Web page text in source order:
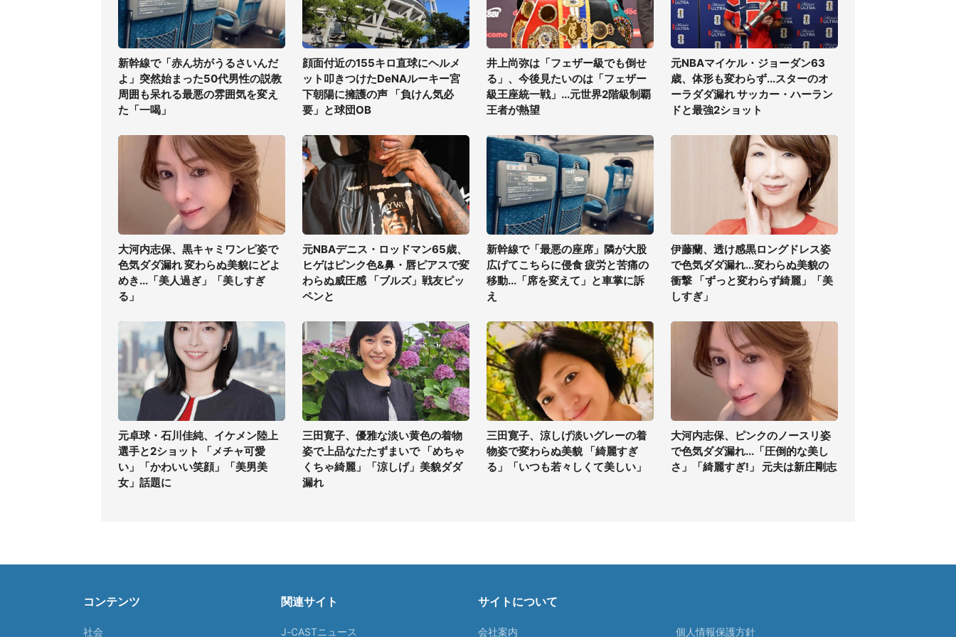
新幹線で「赤ん坊がうるさいんだ
よ」突然始まった50代男性の説教
周囲も呆れる最悪の雰囲気を変え
た「一喝」
顔面付近の155キロ直球にヘルメ
ット叩きつけたDeNAルーキー宮
下朝陽に擁護の声 「負けん気必
要」と球団OB
井上尚弥は「フェザー級でも倒せ
る」、今後見たいのは「フェザー
級王座統一戦」...元世界2階級制覇
王者が熱望
元NBAマイケル・ジョーダン63
歳、体形も変わらず...スターのオ
ーラダダ漏れ サッカー・ハーラン
ドと最強2ショット
大河内志保、黒キャミワンピ姿で
色気ダダ漏れ 変わらぬ美貌にどよ
めき...「美人過ぎ」「美しすぎ
る」
元NBAデニス・ロッドマン65歳、
ヒゲはピンク色&鼻・唇ピアスで変
わらぬ威圧感 「ブルズ」戦友ピッ
ペンと
新幹線で「最悪の座席」隣が大股
広げてこちらに侵食 疲労と苦痛の
移動...「席を変えて」と車掌に訴
え
伊藤蘭、透け感黒ロングドレス姿
で色気ダダ漏れ...変わらぬ美貌の
衝撃 「ずっと変わらず綺麗」「美
しすぎ」
元卓球・石川佳純、イケメン陸上
選手と2ショット 「メチャ可愛
い」「かわいい笑顔」「美男美
女」話題に
三田寛子、優雅な淡い黄色の着物
姿で上品なたたずまいで 「めちゃ
くちゃ綺麗」「涼しげ」美貌ダダ
漏れ
三田寛子、涼しげ淡いグレーの着
物姿で変わらぬ美貌 「綺麗すぎ
る」「いつも若々しくて美しい」
大河内志保、ピンクのノースリ姿
で色気ダダ漏れ...「圧倒的な美し
さ」「綺麗すぎ!」 元夫は新庄剛志
コンテンツ
社会
関連サイト
J-CASTニュース
サイトについて
会社案内 個人情報保護方針